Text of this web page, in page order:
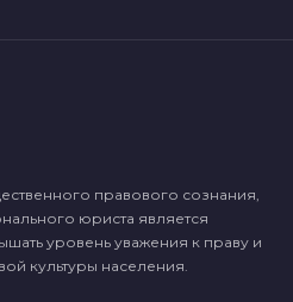
правового сознания,
юриста является
уровень уважения к праву и
культуры населения.